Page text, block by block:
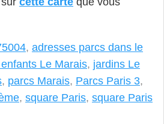
, adresses parcs dans le
Le Marais, jardins Le
, parcs Marais, Parcs Paris 3,
, square Paris, square Paris